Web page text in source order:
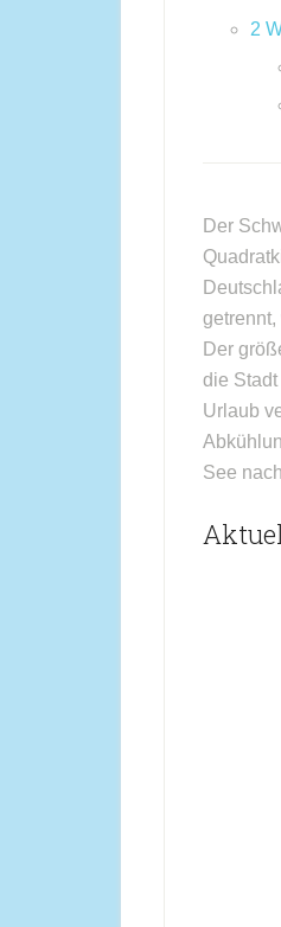
2
Der
Der
die
Urlaub
See